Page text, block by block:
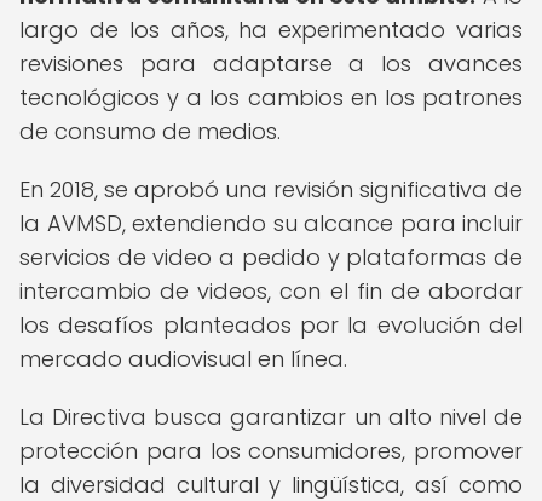
largo de los años, ha experimentado varias
revisiones para adaptarse a los avances
tecnológicos y a los cambios en los patrones
de consumo de medios.
En 2018, se aprobó una revisión significativa de
la AVMSD, extendiendo su alcance para incluir
servicios de video a pedido y plataformas de
intercambio de videos, con el fin de abordar
los desafíos planteados por la evolución del
mercado audiovisual en línea.
La Directiva busca garantizar un alto nivel de
protección para los consumidores, promover
la diversidad cultural y lingüística, así como